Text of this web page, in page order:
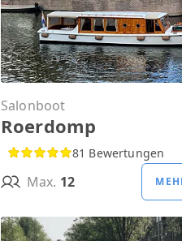
Salonboot
Roerdomp
81 Bewertungen
Max. 12